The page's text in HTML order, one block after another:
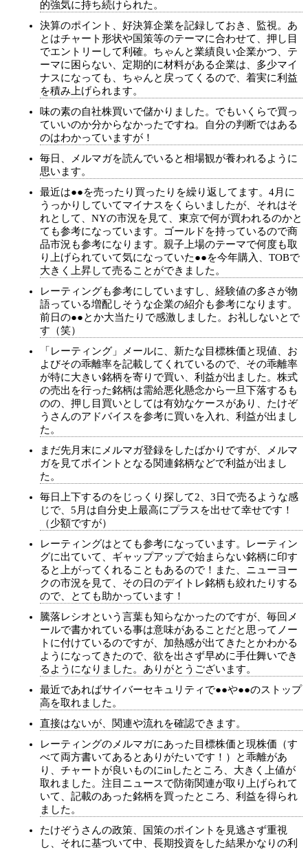
的強気に持ち続けられた。
決算のポイント、好決算企業を記録しておき、監視。あ
とはチャート形状や国策等のテーマに合わせて、押し目
でエントリーして利確。ちゃんと業績良い企業かつ、テ
ーマに困らない、定期的に材料がある企業は、多少マイ
ナスになっても、ちゃんと戻ってくるので、着実に利益
を積み上げられます。
味の素の自社株買いで儲かりました。でもいくらで買っ
ていいのか分からなかったですね。自分の判断ではある
のはわかっていますが！
毎日、メルマガを読んでいると相場観が養われるように
思います。
最近は●●を売ったり買ったりを繰り返してます。4月に
うっかりしていてマイナスをくらいましたが、それはそ
れとして、NYの市況を見て、東京で何が買われるのかと
ても参考になっています。ゴールドを持っているので商
品市況も参考になります。親子上場のテーマで何度も取
り上げられていて気になっていた●●を今年購入、TOBで
大きく上昇して売ることができました。
レーティングも参考にしていますし、経験値の多さが物
語っている増配しそうな企業の紹介も参考になります。
前日の●●とか大当たりで感激しました。お礼しないとで
す（笑）
「レーティング」メールに、新たな目標株価と現値、お
よびその乖離率を記載してくれているので、その乖離率
が特に大きい銘柄を寄りで買い、利益が出ました。株式
の売出を行った銘柄は需給悪化懸念から一旦下落するも
のの、押し目買いとしては有効なケースがあり、たけぞ
うさんのアドバイスを参考に買いを入れ、利益が出まし
た。
まだ先月末にメルマガ登録をしたばかりですが、メルマ
ガを見てポイントとなる関連銘柄などで利益が出まし
た。
毎日上下するのをじっくり探して2、3日で売るような感
じで、5月は自分史上最高にプラスを出せて幸せです！
（少額ですが）
レーティングはとても参考になっています。レーティン
グに出ていて、ギャップアップで始まらない銘柄に印す
ると上がってくれることもあるので！また、ニューヨー
クの市況を見て、その日のデイトレ銘柄も絞れたりする
ので、とても助かっています！
騰落レシオという言葉も知らなかったのですが、毎回メ
ールで書かれている事は意味があることだと思ってノー
トに付けているのですが、加熱感が出てきたとかわかる
ようになってきたので、欲を出さず早めに手仕舞いでき
るようになりました。ありがとうございます。
最近であればサイバーセキュリティで●●や●●のストップ
高を取れました。
直接はないが、関連や流れを確認できます。
レーティングのメルマガにあった目標株価と現株価（す
べて両方書いてあるとありがたいです！）と乖離があ
り、チャートが良いものにinしたところ、大きく上値が
取れました。注目ニュースで防衛関連が取り上げられて
いて、記載のあった銘柄を買ったところ、利益を得られ
ました。
たけぞうさんの政策、国策のポイントを見逃さず重視
し、それに基づいて中、長期投資をした結果かなりの利